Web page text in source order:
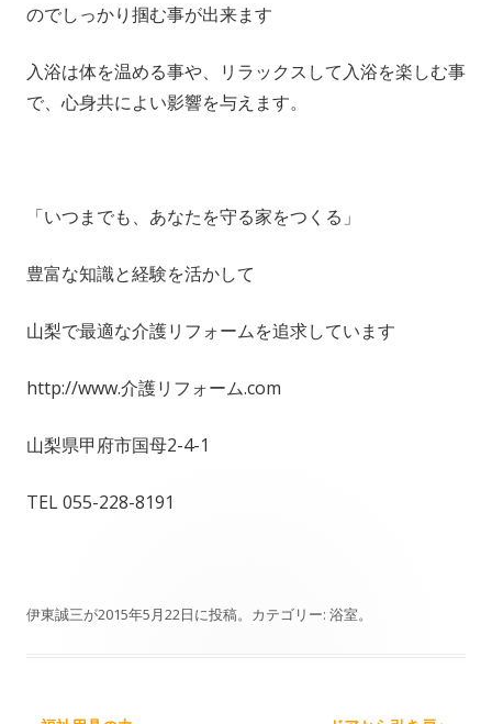
のでしっかり掴む事が出来ます
入浴は体を温める事や、リラックスして入浴を楽しむ事
で、心身共によい影響を与えます。
「いつまでも、あなたを守る家をつくる」
豊富な知識と経験を活かして
山梨で最適な介護リフォームを追求しています
http://www.介護リフォーム.com
山梨県甲府市国母2-4-1
TEL 055-228-8191
伊東誠三が2015年5月22日に投稿。カテゴリー: 浴室。